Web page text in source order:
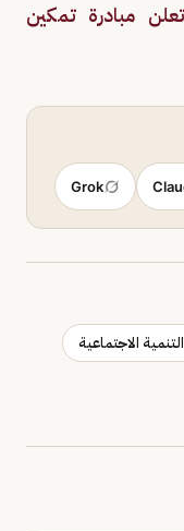
مبادرة تمكين
Grok
الاجتماعية